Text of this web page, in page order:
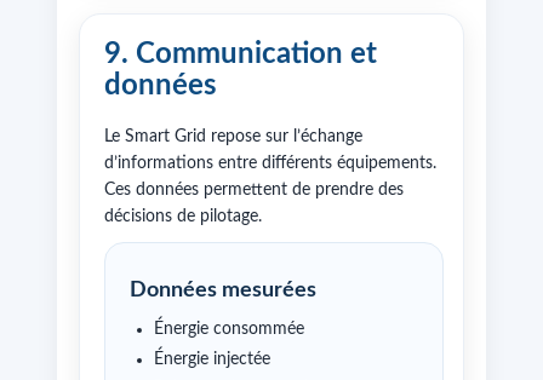
9. Communication et
données
Le Smart Grid repose sur l’échange
d’informations entre différents équipements.
Ces données permettent de prendre des
décisions de pilotage.
Données mesurées
Énergie consommée
Énergie injectée